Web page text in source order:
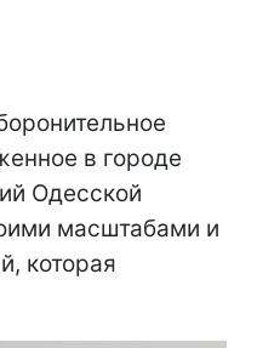
в городе
Одесской
масштабами и
которая